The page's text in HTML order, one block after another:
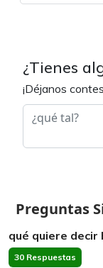
¿Tienes
¡Déjanos
Preguntas
qué quiere
30 Respuestas